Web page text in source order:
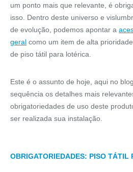
um ponto mais que relevante, é
isso. Dentro deste universo e
de evolução, podemos apontar a
geral como um item de alta
de piso tátil para lotérica.
Este é o assunto de hoje, aqui no
sequência os detalhes mais
obrigatoriedades de uso deste
ser realizada sua instalação.
OBRIGATORIEDADES: PISO TÁTIL